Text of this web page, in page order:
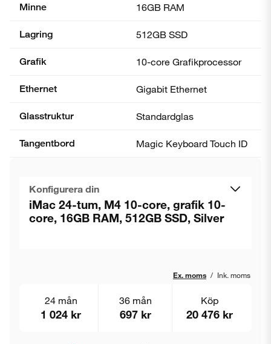
Minne 16GB RAM
Lagring 512GB SSD
Grafik 10-core Grafik­processor
Ethernet Gigabit Ethernet
Glasstruktur Standardglas
Tangentbord Magic Keyboard Touch ID
Konfigurera din
iMac 24-tum, M4 10-core, grafik 10-
core, 16GB RAM, 512GB SSD, Silver
Ex. moms / Ink. moms
24 mån
1 024 kr
36 mån
697 kr
Köp
20 476 kr